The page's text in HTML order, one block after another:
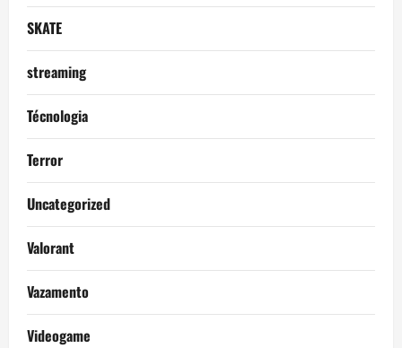
SKATE
streaming
Técnologia
Terror
Uncategorized
Valorant
Vazamento
Videogame